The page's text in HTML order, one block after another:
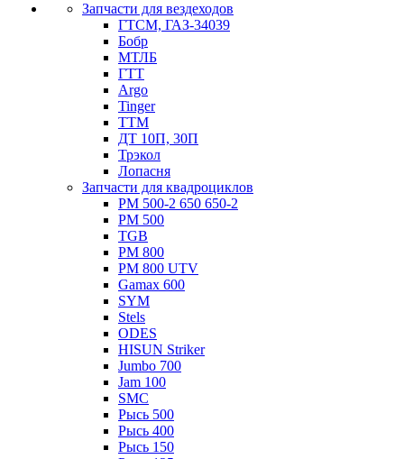
Запчасти для вездеходов
ГТСМ, ГАЗ-34039
Бобр
МТЛБ
ГТТ
Argo
Tinger
ТТМ
ДТ 10П, 30П
Трэкол
Лопасня
Запчасти для квадроциклов
РМ 500-2 650 650-2
РМ 500
TGB
РМ 800
РМ 800 UTV
Gamax 600
SYM
Stels
ОDЕS
HISUN Striker
Jumbo 700
Jam 100
SMC
Рысь 500
Рысь 400
Рысь 150